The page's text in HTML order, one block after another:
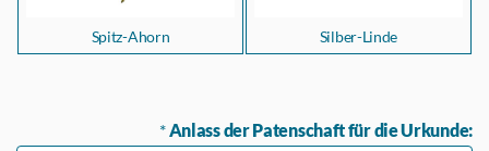
Spitz-Ahorn Silber-Linde
* Anlass der Patenschaft für die Urkunde: